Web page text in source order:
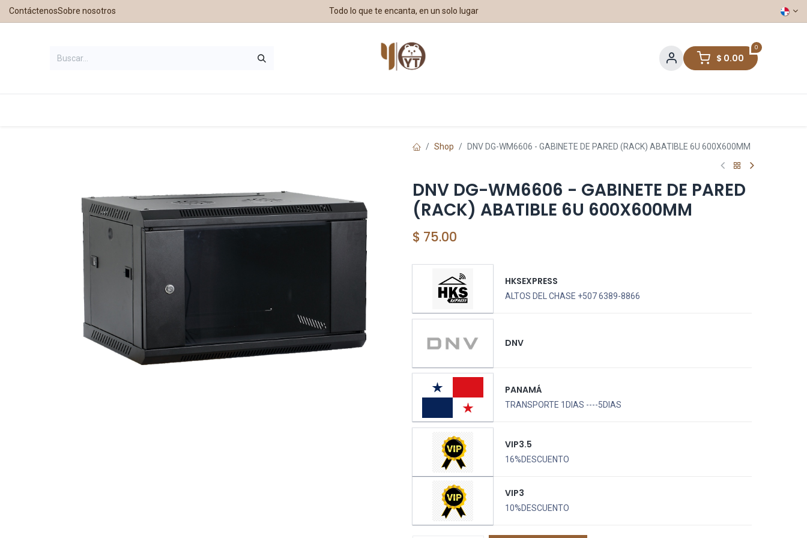
ContáctenosSobre nosotros Todo lo que te encanta, en un solo lugar
0
$ 0.00
Shop DNV DG-WM6606 - GABINETE DE PARED (RACK) ABATIBLE 6U 600X600MM
DNV DG-WM6606 - GABINETE DE PARED
(RACK) ABATIBLE 6U 600X600MM
$ 75.00
HKSEXPRESS
ALTOS DEL CHASE +507 6389-8866
DNV
PANAMÁ
TRANSPORTE 1DIAS ----5DIAS
VIP3.5
16%DESCUENTO
VIP3
10%DESCUENTO